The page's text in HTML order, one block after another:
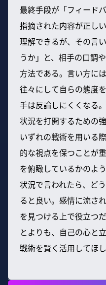
最終手段が「フィード
指摘された内容が正し
理解できるが、その言
うか」と、相手の口調
方法である。言い方に
往々にして自らの態度
手は反論しにくくなる
状況を打開するための
いずれの戦術を用いる
的な視点を保つことが
を俯瞰しているかのよ
状況で言われたら、ど
ると良い。感情に流さ
を見つける上で役立つ
とよりも、自己の心と
戦術を賢く活用してほし